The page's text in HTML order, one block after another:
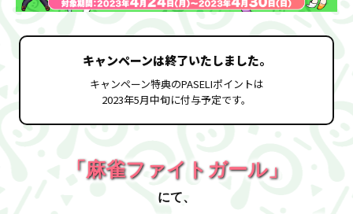
キャンペーンは終了いたしました。
キャンペーン特典のPASELIポイントは
2023年5月中旬に付与予定です。
「麻雀ファイトガール」
にて、